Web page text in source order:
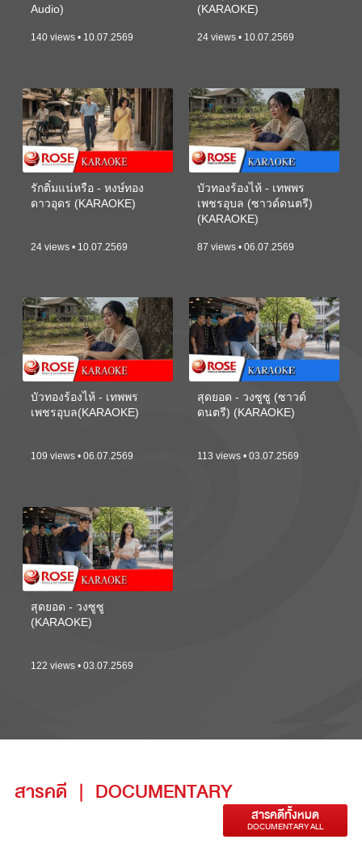
Audio)
140 views • 10.07.2569
(KARAOKE)
24 views • 10.07.2569
รักติ๋มแน่หรือ - หงษ์ทอง
ดาวอุดร (KARAOKE)
24 views • 10.07.2569
บัวทองร้องไห้ - เทพพร
เพชรอุบล (ซาวด์ดนตรี)
(KARAOKE)
87 views • 06.07.2569
บัวทองร้องไห้ - เทพพร
เพชรอุบล(KARAOKE)
109 views • 06.07.2569
สุดยอด - วงซูซู (ซาวด์
ดนตรี) (KARAOKE)
113 views • 03.07.2569
สุดยอด - วงซูซู
(KARAOKE)
122 views • 03.07.2569
สารคดี | DOCUMENTARY
สารคดีทั้งหมด
DOCUMENTARY ALL